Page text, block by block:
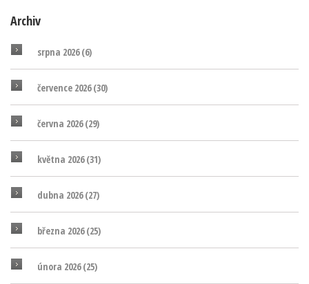
Archiv
srpna 2026(6)
července 2026(30)
června 2026(29)
května 2026(31)
dubna 2026(27)
března 2026(25)
února 2026(25)